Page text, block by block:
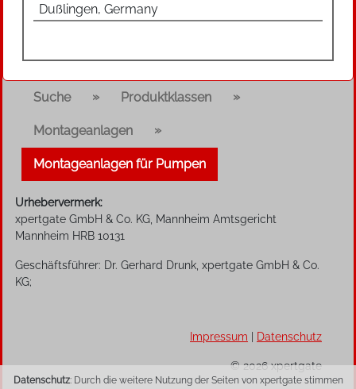
Dußlingen, Germany
Suche » Produktklassen »
Montageanlagen »
Montageanlagen für Pumpen
Urhebervermerk:
xpertgate GmbH & Co. KG, Mannheim Amtsgericht
Mannheim HRB 10131
Geschäftsführer: Dr. Gerhard Drunk, xpertgate GmbH & Co.
KG;
Impressum | Datenschutz
© 2026 xpertgate
Datenschutz: Durch die weitere Nutzung der Seiten von xpertgate stimmen